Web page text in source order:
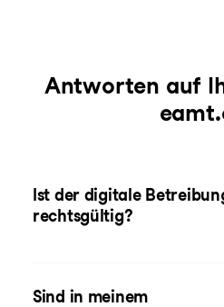
Antworten auf
Ist der digitale
rechtsgültig?
Sind in meinem